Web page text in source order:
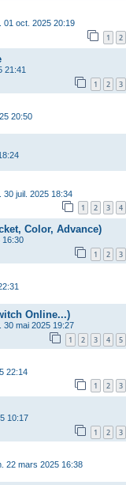
01 oct. 2025 20:19
1 2
21:41
1 2 3
20:50
30 juil. 2025 18:34
1 2 3 4
Color, Advance)
16:30
1 2 3
Online...)
30 mai 2025 19:27
1 2 3 4 5
22:14
1 2 3
10:17
1 2 3
22 mars 2025 16:38